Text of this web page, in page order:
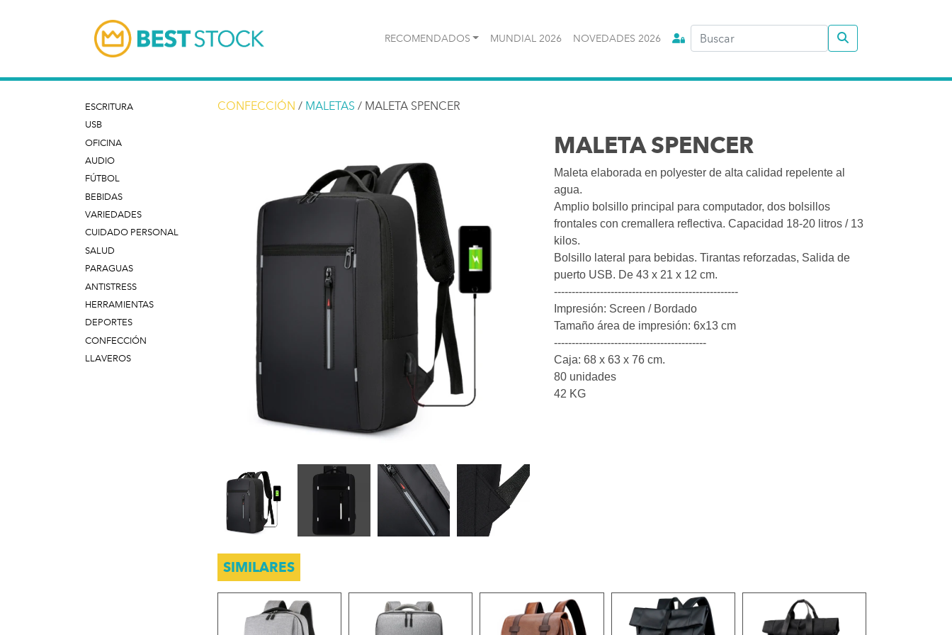
RECOMENDADOS MUNDIAL 2026 NOVEDADES 2026
ESCRITURA
USB
OFICINA
AUDIO
FÚTBOL
BEBIDAS
VARIEDADES
CUIDADO PERSONAL
SALUD
PARAGUAS
ANTISTRESS
HERRAMIENTAS
DEPORTES
CONFECCIÓN
LLAVEROS
CONFECCIÓN / MALETAS / MALETA SPENCER
MALETA SPENCER
Maleta elaborada en polyester de alta calidad repelente al
agua.
Amplio bolsillo principal para computador, dos bolsillos
frontales con cremallera reflectiva. Capacidad 18-20 litros / 13
kilos.
Bolsillo lateral para bebidas. Tirantas reforzadas, Salida de
puerto USB. De 43 x 21 x 12 cm.
----------------------------------------------------
Impresión: Screen / Bordado
Tamaño área de impresión: 6x13 cm
-------------------------------------------
Caja: 68 x 63 x 76 cm.
80 unidades
42 KG
SIMILARES